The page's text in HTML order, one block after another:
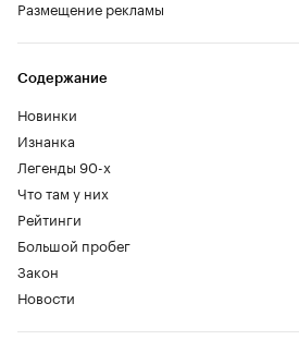
Размещение рекламы
Содержание
Новинки
Изнанка
Легенды 90-х
Что там у них
Рейтинги
Большой пробег
Закон
Новости